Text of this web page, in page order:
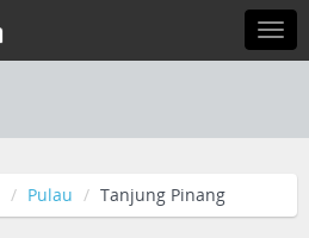
Pulau Tanjung Pinang